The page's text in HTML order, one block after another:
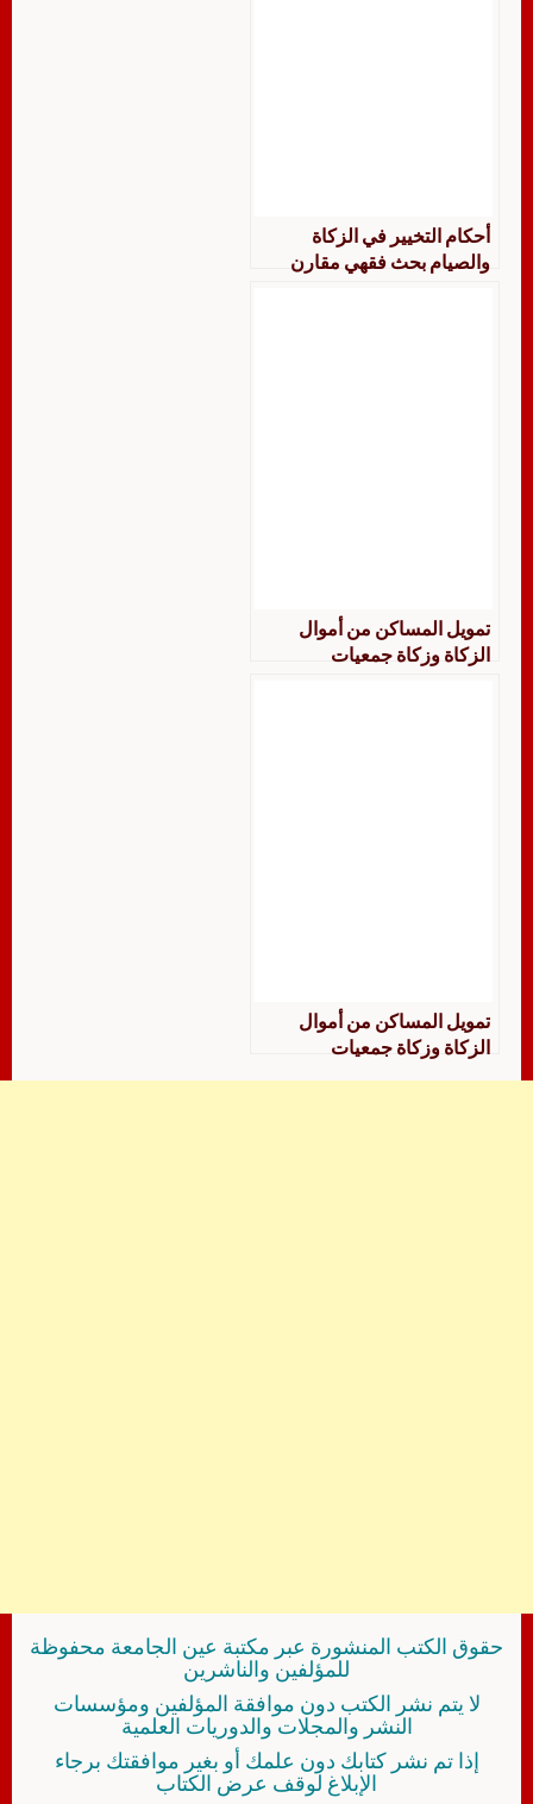
أحكام التخيير في الزكاة
والصيام بحث فقهي مقارن
تمويل المساكن من أموال
الزكاة وزكاة جمعيات
تمويل المساكن من أموال
الزكاة وزكاة جمعيات
حقوق الكتب المنشورة عبر مكتبة عين الجامعة محفوظة
للمؤلفين والناشرين
لا يتم نشر الكتب دون موافقة المؤلفين ومؤسسات
النشر والمجلات والدوريات العلمية
إذا تم نشر كتابك دون علمك أو بغير موافقتك برجاء
الإبلاغ لوقف عرض الكتاب